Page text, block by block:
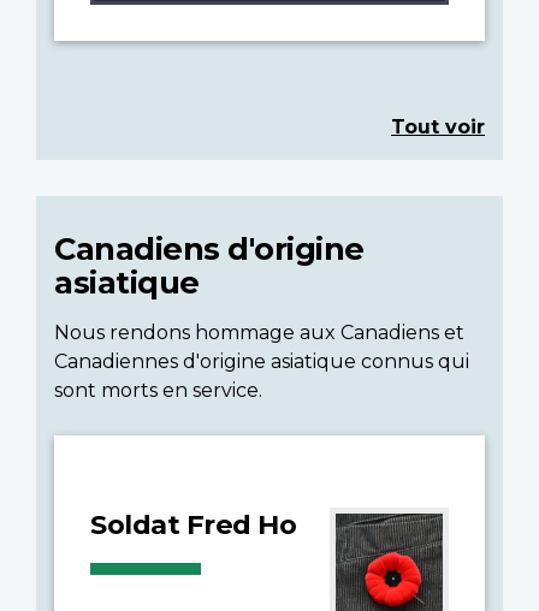
Tout voir
Canadiens d'origine
asiatique
Nous rendons hommage aux Canadiens et
Canadiennes d'origine asiatique connus qui
sont morts en service.
Soldat Fred Ho